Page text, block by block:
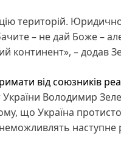
територій.
– не дай Боже –
континент», – додав
від союзників
Володимир
що Україна
унеможливлять